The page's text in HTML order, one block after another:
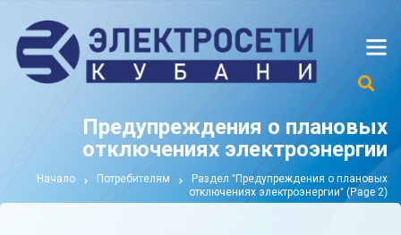
Предупреждения о плановых
отключениях электроэнергии
Начало Потребителям
Раздел "Предупреждения о плановых
отключениях электроэнергии" (Page 2)